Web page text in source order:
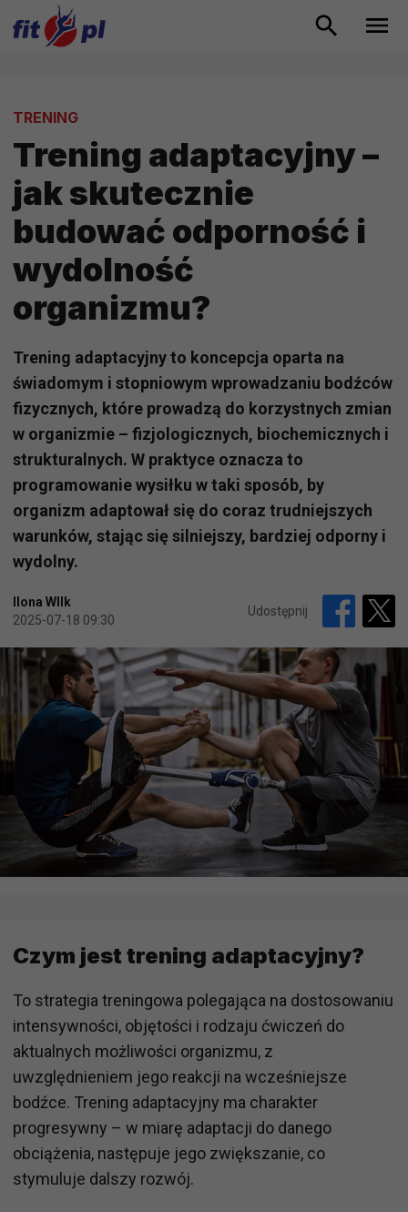
TRENING
Trening adaptacyjny –
jak skutecznie
budować odporność i
wydolność
organizmu?
Trening adaptacyjny to koncepcja oparta na
świadomym i stopniowym wprowadzaniu bodźców
fizycznych, które prowadzą do korzystnych zmian
w organizmie – fizjologicznych, biochemicznych i
strukturalnych. W praktyce oznacza to
programowanie wysiłku w taki sposób, by
organizm adaptował się do coraz trudniejszych
warunków, stając się silniejszy, bardziej odporny i
wydolny.
Ilona WIlk
2025-07-18 09:30
Udostępnij
Czym jest trening adaptacyjny?
To strategia treningowa polegająca na dostosowaniu
intensywności, objętości i rodzaju ćwiczeń do
aktualnych możliwości organizmu, z
uwzględnieniem jego reakcji na wcześniejsze
bodźce. Trening adaptacyjny ma charakter
progresywny – w miarę adaptacji do danego
obciążenia, następuje jego zwiększanie, co
stymuluje dalszy rozwój.